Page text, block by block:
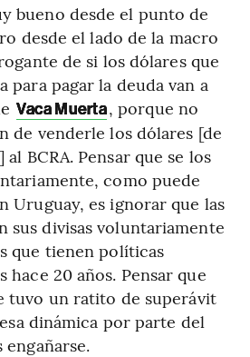
bueno desde el punto de
desde el lado de la macro
de si los dólares que
para pagar la deuda van a
Vaca Muerta, porque no
de venderle los dólares [de
BCRA. Pensar que se los
como puede
Uruguay, es ignorar que las
sus divisas voluntariamente
que tienen políticas
hace 20 años. Pensar que
tuvo un ratito de superávit
dinámica por parte del